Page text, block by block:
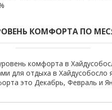
КОМФОРТА ПО
комфорта в
для отдыха в Хайдусобосло
это Декабрь, Февраль и